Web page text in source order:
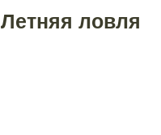
Летняя ловля